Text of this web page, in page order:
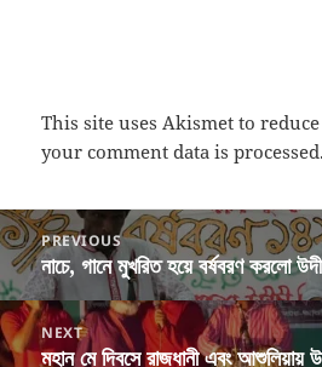
This site uses Akismet to
your comment data is processed.
Post
navigation
PREVIOUS
Previous
post:
নাচে, গানে মুখরিত হয়ে বর্ষবরণ করলো
NEXT
Next
মহান মে দিবসে রাজধানী এবং আশুলিয়ায়